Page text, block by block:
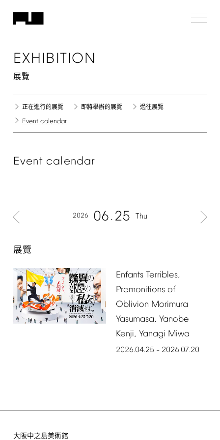
EXHIBITION
展覽
正在進行的展覽 即將舉辦的展覽 過往展覽
Event calendar
Event calendar
2026 06 25 Thu
展覽
Enfants Terribles,
Premonitions of
Oblivion Morimura
Yasumasa, Yanobe
Kenji, Yanagi Miwa
2026.04.25 – 2026.07.20
大阪中之島美術館